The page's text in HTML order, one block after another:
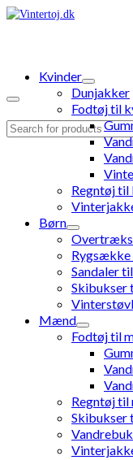
Search
Kvinder
Dunjakker
Fodtøj til
Regntøj til
Børn
Sandaler
Skibukser
Mænd
Fodtøj til
Regntøj
Skibukser